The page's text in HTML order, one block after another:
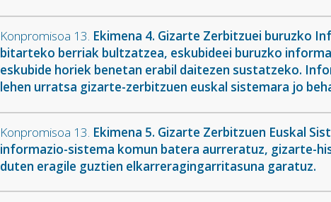
Konpromisoa 13. Ekimena 4. Gizarte Zerbitzuei buruzko
bitarteko berriak bultzatzea, eskubideei buruzko
eskubide horiek benetan erabil daitezen sustatzeko.
lehen urratsa gizarte-zerbitzuen euskal sistemara jo
Konpromisoa 13. Ekimena 5. Gizarte Zerbitzuen Euskal
informazio-sistema komun batera aurreratuz, gizarte-
duten eragile guztien elkarreragingarritasuna garatuz.